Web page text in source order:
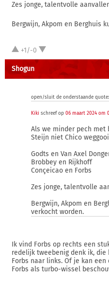
Zes jonge, talentvolle
Bergwijn, Akpom en Berghuis
+1/-0
Shogun
open/sluit de onderstaande quote:
Kiki schreef op 06 maart 2024 om
Als we minder pech met
Steijn niet Chico
Godts en Van Axel
Brobbey en Rijkhoff
Conçeicao en Forbs
Zes jonge, talentvolle
Bergwijn, Akpom en
verkocht worden.
Ik vind Forbs op rechts een
redelijk tweebenig denk ik,
Forbs naar links. Of je kan
Forbs als turbo-wissel